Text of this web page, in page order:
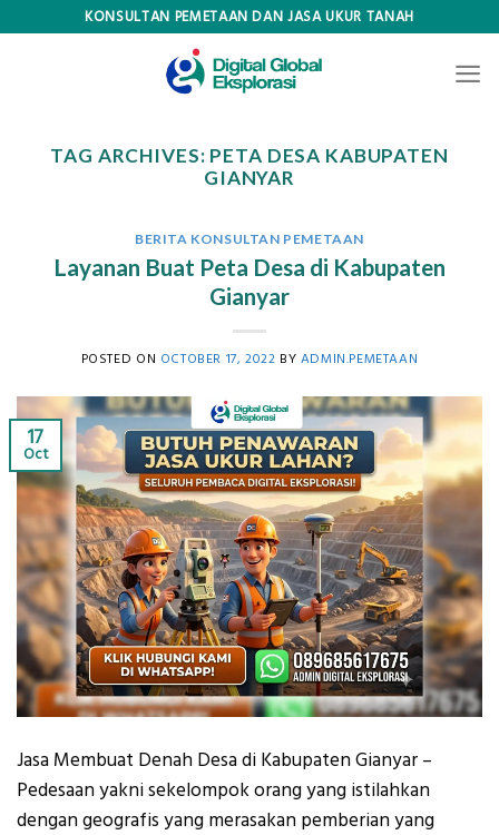
KONSULTAN PEMETAAN DAN JASA UKUR TANAH
TAG ARCHIVES: PETA DESA KABUPATEN
GIANYAR
BERITA KONSULTAN PEMETAAN
Layanan Buat Peta Desa di Kabupaten
Gianyar
POSTED ON OCTOBER 17, 2022 BY ADMIN.PEMETAAN
17
Oct
Jasa Membuat Denah Desa di Kabupaten Gianyar –
Pedesaan yakni sekelompok orang yang istilahkan
dengan geografis yang merasakan pemberian yang